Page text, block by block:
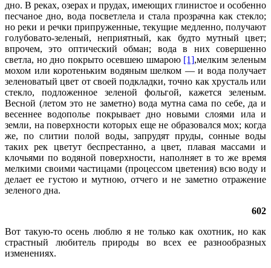
дно. В реках, озерах и прудах, имеющих глинистое и особенно
песчаное дно, вода посветлела и стала прозрачна как стекло;
но реки и речки припруженные, текущие медленно, получают
голубовато-зеленый, неприятный, как будто мутный цвет;
впрочем, это оптический обман; вода в них совершенно
светла, но дно покрыто осевшею шмарою [1],мелким зеленым
мохом или коротеньким водяным шелком — и вода получает
зеленоватый цвет от своей подкладки, точно как хрусталь или
стекло, подложенное зеленой фольгой, кажется зеленым.
Весной (летом это не заметно) вода мутна сама по себе, да и
весеннее водополье покрывает дно новыми слоями ила и
земли, на поверхности которых еще не образовался мох; когда
же, по слитии полой воды, запрудят пруды, сонные воды
таких рек цветут беспрестанно, а цвет, плавая массами и
клочьями по водяной поверхности, наполняет в то же время
мелкими своими частицами (процессом цветения) всю воду и
делает ее густою и мутною, отчего и не заметно отражение
зеленого дна.
602
Вот такую-то осень люблю я не только как охотник, но как
страстный любитель природы во всех ее разнообразных
изменениях.